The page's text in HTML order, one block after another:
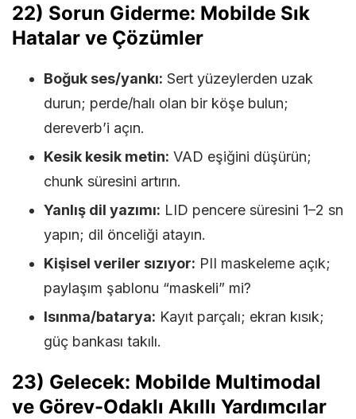
22) Sorun Giderme: Mobilde Sık
Hatalar ve Çözümler
Boğuk ses/yankı: Sert yüzeylerden uzak
durun; perde/halı olan bir köşe bulun;
dereverb’i açın.
Kesik kesik metin: VAD eşiğini düşürün;
chunk süresini artırın.
Yanlış dil yazımı: LID pencere süresini 1–2 sn
yapın; dil önceliği atayın.
Kişisel veriler sızıyor: PII maskeleme açık;
paylaşım şablonu “maskeli” mi?
Isınma/batarya: Kayıt parçalı; ekran kısık;
güç bankası takılı.
23) Gelecek: Mobilde Multimodal
ve Görev-Odaklı Akıllı Yardımcılar